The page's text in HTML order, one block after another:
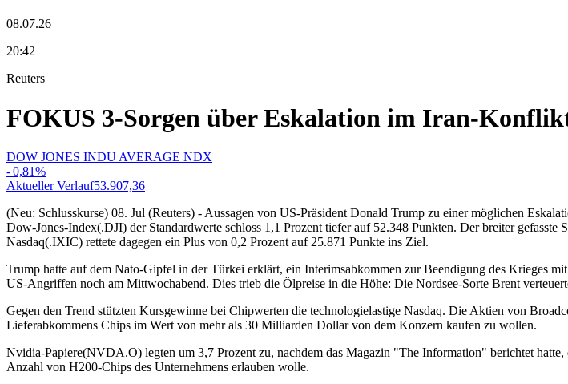
08.07.26
20:42
Reuters
FOKUS 3-Sorgen über Eskalation im Iran-
DOW JONES INDU AVERAGE NDX
-0,81%
Aktueller Verlauf53.907,36
(Neu: Schlusskurse) 08. Jul (Reuters) - Aussagen von US-Präsident Donald Trump zu einer möglichen
Dow-Jones-Index(.DJI) der Standardwerte schloss 1,1 Prozent tiefer auf 52.348 Punkten. Der breiter
Nasdaq(.IXIC) rettete dagegen ein Plus von 0,2 Prozent auf 25.871 Punkte ins Ziel.
Trump hatte auf dem Nato-Gipfel in der Türkei erklärt, ein Interimsabkommen zur Beendigung des Krieges
US-Angriffen noch am Mittwochabend. Dies trieb die Ölpreise in die Höhe: Die Nordsee-Sorte Brent
Gegen den Trend stützten Kursgewinne bei Chipwerten die technologielastige Nasdaq. Die Aktien von
Lieferabkommens Chips im Wert von mehr als 30 Milliarden Dollar von dem Konzern kaufen zu wollen.
Nvidia-Papiere(NVDA.O) legten um 3,7 Prozent zu, nachdem das Magazin "The Information" berichtet
Anzahl von H200-Chips des Unternehmens erlauben wolle.